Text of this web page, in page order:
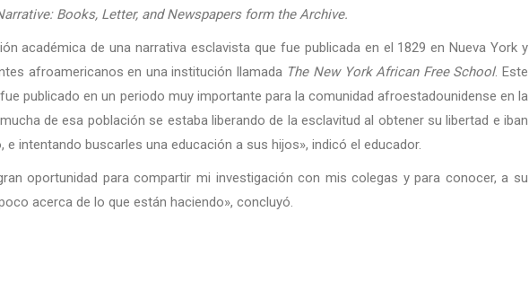
Books, Letter, and Newspapers form the Archive.
académica de una narrativa esclavista que fue publicada en el 1829 en Nueva York y
afroamericanos en una institución llamada The New York African Free School. Este
publicado en un periodo muy importante para la comunidad afroestadounidense en la
de esa población se estaba liberando de la esclavitud al obtener su libertad e iban
e intentando buscarles una educación a sus hijos», indicó el educador.
oportunidad para compartir mi investigación con mis colegas y para conocer, a su
acerca de lo que están haciendo», concluyó.